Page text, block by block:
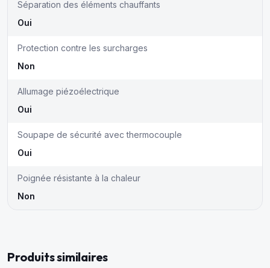
Séparation des éléments chauffants
Oui
Protection contre les surcharges
Non
Allumage piézoélectrique
Oui
Soupape de sécurité avec thermocouple
Oui
Poignée résistante à la chaleur
Non
Produits similaires